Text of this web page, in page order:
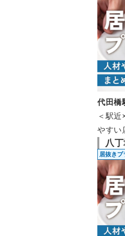
代田
＜駅
やすい
（1F/
八
居抜きプ